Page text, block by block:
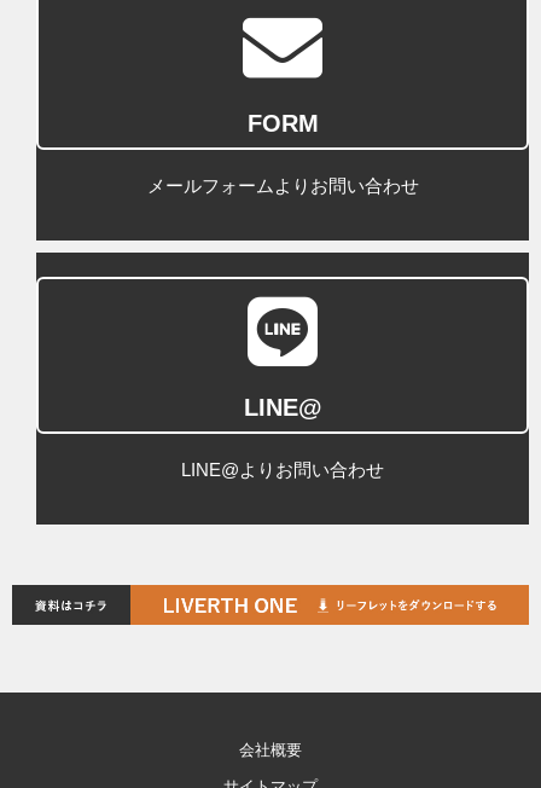
FORM
メールフォームよりお問い合わせ
LINE@
LINE@よりお問い合わせ
会社概要